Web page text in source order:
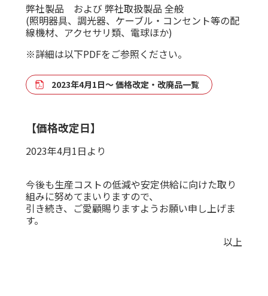
弊社製品 および 弊社取扱製品 全般
(照明器具、調光器、ケーブル・コンセント等の配
線機材、アクセサリ類、電球ほか)
※詳細は以下PDFをご参照ください。
2023年4月1日～ 価格改定・改廃品一覧
【価格改定日】
2023年4月1日より
今後も生産コストの低減や安定供給に向けた取り
組みに努めてまいりますので、
引き続き、ご愛顧賜りますようお願い申し上げま
す。
以上